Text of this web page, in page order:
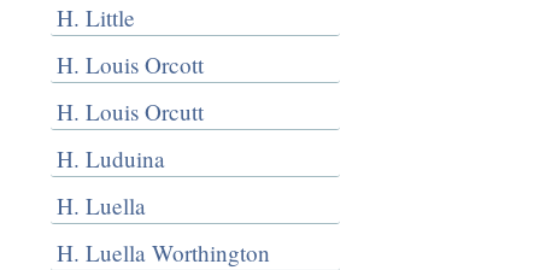
H. Little
H. Louis Orcott
H. Louis Orcutt
H. Luduina
H. Luella
H. Luella Worthington